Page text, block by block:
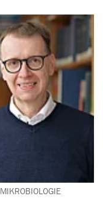
MIKROBIOLOGIE